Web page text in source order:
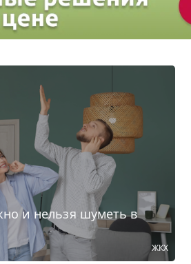
и нельзя шуметь в
ЖКХ